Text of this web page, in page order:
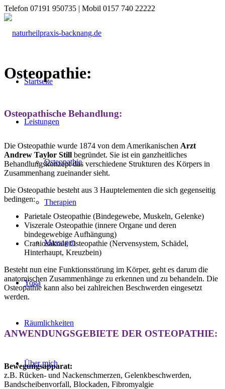
Telefon 07191 950735 | Mobil 0157 740 22222
Startseite
Leistungen
Osteopathie
Therapien
Massagen
Yoga
Räumlichkeiten
Über mich
Osteopathie:
Osteopathische Behandlung:
Die Osteopathie wurde 1874 von dem Amerikanischen Arzt
Andrew Taylor Still begründet. Sie ist ein ganzheitliches
Behandlungskonzept das verschiedene Strukturen des Körpers in
Zusammenhang zueinander sieht.
Die Osteopathie besteht aus 3 Hauptelementen die sich gegenseitig
bedingen:
Parietale Osteopathie (Bindegewebe, Muskeln, Gelenke)
Viszerale Osteopathie (innere Organe und deren
bindegewebige Aufhängung)
Craniosakrale Osteopathie (Nervensystem, Schädel,
Hinterhaupt, Kreuzbein)
Besteht nun eine Funktionsstörung im Körper, geht es darum die
anatomischen Zusammenhänge zu erkennen und zu behandeln. Die
Osteopathie kann also bei zahlreichen Beschwerden eingesetzt
werden.
ANWENDUNGSGEBIETE DER OSTEOPATHIE:
Bewegungsapparat:
z.B. Rücken- und Nackenschmerzen, Gelenkbeschwerden,
Bandscheibenvorfall, Blockaden, Fibromyalgie